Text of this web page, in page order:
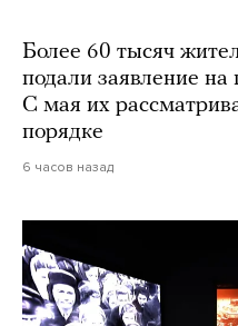
Более 60 тысяч
подали заявление на
С мая их
порядке
6 часов назад